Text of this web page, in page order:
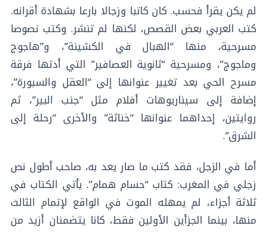
لم يكن يقرأ فحسب. كان كاتبا وزجالا بارعا بشهادة أقرانه.
كتب العربي بعض القصص، لكنها لم تنشر. وكتب نصوصا
مسرحية، منها “الهبال في الكشينة”، و”هاجوج
وماجوج”، ومسرحية “ثانوية العصافير” التي أدتها فرقة
مسرح الحي بعد تغيير عنوانها إلى “العقل والسبورة”،
إضافة إلى سيناريوهات أفلام مثل “جنب البير”، ثم
روايتين، إحداهما عنوانها “خناثة” والأخرى “رحلة إلى
الشرق”.
أما في الزجل، فقد كتب ما صار يعد به، صاحب أطول نص
زجلي في المغرب: كتاب “حسام همام”. يأتي الكتاب في
ثلاثة أجزاء، لم يمهله الموت في الواقع لإتمام الثالث
منها، بينما الجزأين الأولين فقط، كانا يتضمنان أزيد من